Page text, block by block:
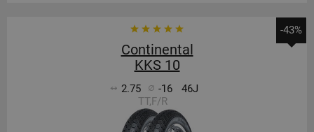
-43%
Continental
KKS 10
2.75 -16
46J
TT,F/R